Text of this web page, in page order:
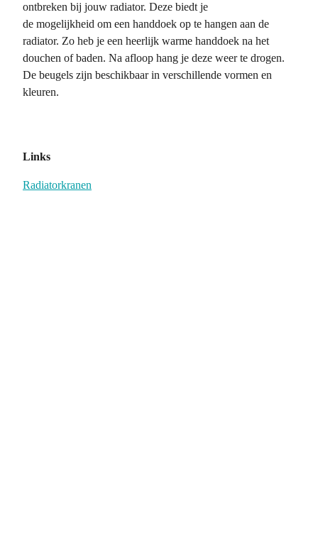
ontbreken bij jouw radiator. Deze biedt je
de mogelijkheid om een handdoek op te hangen aan de
radiator. Zo heb je een heerlijk warme handdoek na het
douchen of baden. Na afloop hang je deze weer te drogen.
De beugels zijn beschikbaar in verschillende vormen en
kleuren.
Links
Radiatorkranen